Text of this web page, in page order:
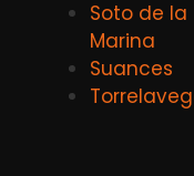
Soto de la
Marina
Suances